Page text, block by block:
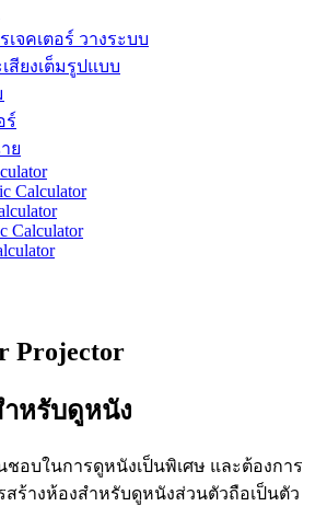
เจคเตอร์ วางระบบ
สียงเต็มรูปแบบ
ร์
ย
Calculator
Calculator
Projector
ำหรับดูหนัง
อบในการดูหนังเป็นพิเศษ และต้องการ
สร้างห้องสำหรับดูหนังส่วนตัวถือเป็นตัว